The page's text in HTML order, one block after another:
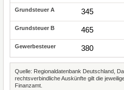
345
465
380
Quelle: Regionaldatenbank Deutschland,
rechtsverbindliche Auskünfte gilt die
Finanzamt.